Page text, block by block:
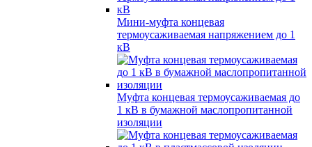
Мини-муфта концевая
термоусаживаемая напряжением до 1
кВ
Муфта концевая термоусаживаемая до
1 кВ в бумажной маслопропитанной
изоляции